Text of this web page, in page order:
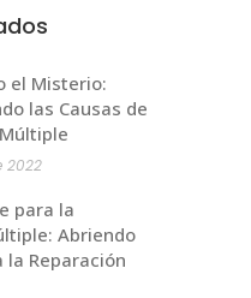
el Misterio:
las Causas de
2022
para la
Abriendo
la Reparación